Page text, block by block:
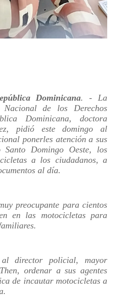
Dominicana. - La
Nacional de los Derechos
Dominicana, doctora
pidió este domingo al
ponerles atención a sus
Domingo Oeste, los
a los ciudadanos, a
al día.
preocupante para cientos
en las motocicletas para
al director policial, mayor
ordenar a sus agentes
de incautar motocicletas a